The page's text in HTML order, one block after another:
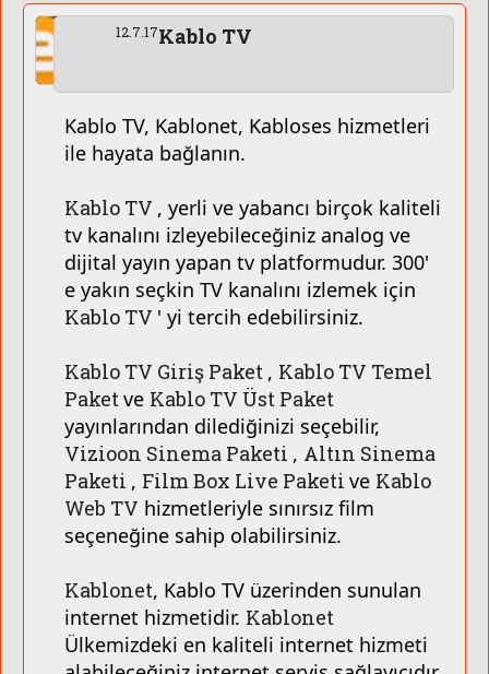
Kablo TV
12.7.17
Kablo TV, Kablonet, Kabloses hizmetleri
ile hayata bağlanın.
Kablo TV , yerli ve yabancı birçok kaliteli
tv kanalını izleyebileceğiniz analog ve
dijital yayın yapan tv platformudur. 300'
e yakın seçkin TV kanalını izlemek için
Kablo TV ' yi tercih edebilirsiniz.
Kablo TV Giriş Paket , Kablo TV Temel
Paketve Kablo TV Üst Paket
yayınlarından dilediğinizi seçebilir,
Vizioon Sinema Paketi , Altın Sinema
Paketi , Film Box Live Paketi ve Kablo
Web TV hizmetleriyle sınırsız film
seçeneğine sahip olabilirsiniz.
Kablonet, Kablo TV üzerinden sunulan
internet hizmetidir. Kablonet
Ülkemizdeki en kaliteli internet hizmeti